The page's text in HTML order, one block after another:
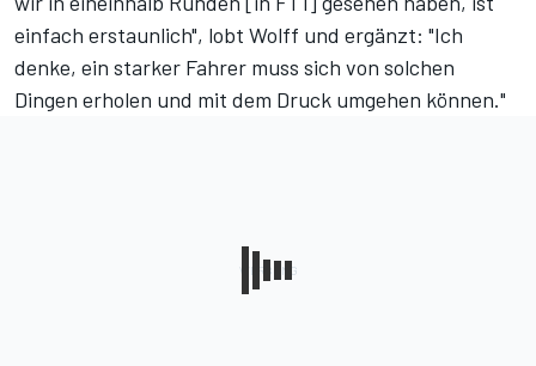
einfach erstaunlich", lobt Wolff und ergänzt: "Ich
denke, ein starker Fahrer muss sich von solchen
Dingen erholen und mit dem Druck umgehen können."